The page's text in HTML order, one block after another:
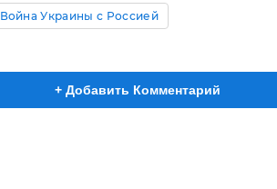
Война Украины с Россией
+ Добавить Комментарий